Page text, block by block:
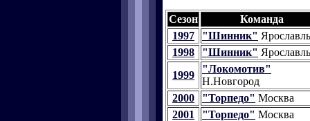
Сезон
Команда
1997
"Шинник" Ярославль
1998
"Шинник" Ярославль
1999
"Локомотив"
Н.Новгород
2000
"Торпедо" Москва
2001
"Торпедо" Москва